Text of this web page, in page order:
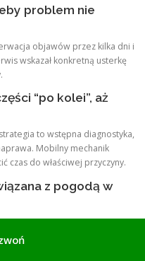
problem nie
objawów przez kilka dni i
wskazał konkretną usterkę
“po kolei”, aż
to wstępna diagnostyka,
Mobilny mechanik
czas do właściwej przyczyny.
z pogodą w
warunki mogą wpływać na
warunkach warto